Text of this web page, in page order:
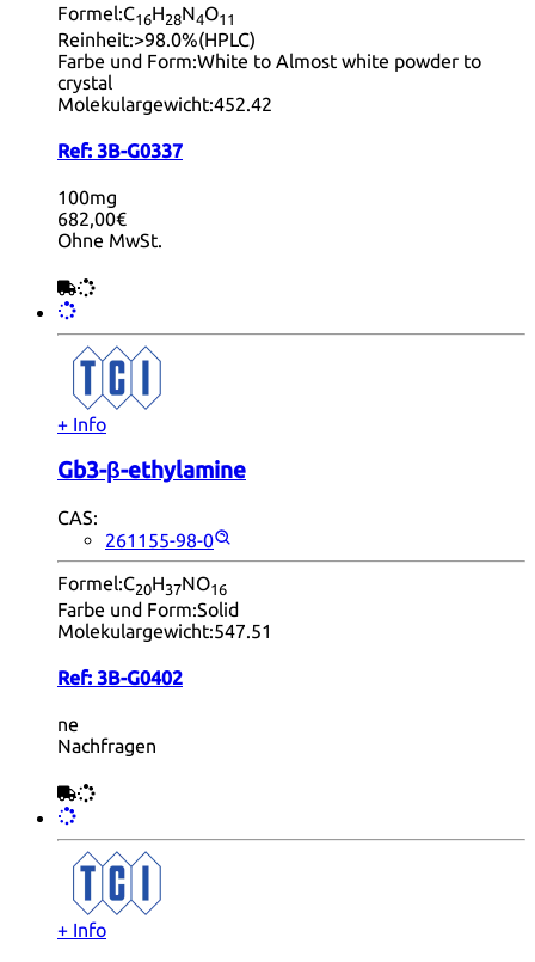
Formel:C16H28N4O11
Reinheit:>98.0%(HPLC)
Farbe und Form:White to Almost white powder to
crystal
Molekulargewicht:452.42
Ref: 3B-G0337
100mg
682,00€
Ohne MwSt.
+ Info
Gb3-β-ethylamine
CAS:
261155-98-0
Formel:C20H37NO16
Farbe und Form:Solid
Molekulargewicht:547.51
Ref: 3B-G0402
ne
Nachfragen
+ Info